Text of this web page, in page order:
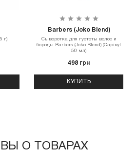
г)
Barbers (Joko Blend)
Сыворотка для густоты волос и
бороды Barbers (Joko Blend) (Capixyl
50 мл)
498 грн
КУПИТЬ
О ТОВАРАХ